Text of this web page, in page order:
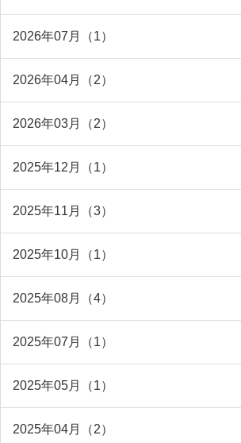
2026年07月（1）
2026年04月（2）
2026年03月（2）
2025年12月（1）
2025年11月（3）
2025年10月（1）
2025年08月（4）
2025年07月（1）
2025年05月（1）
2025年04月（2）